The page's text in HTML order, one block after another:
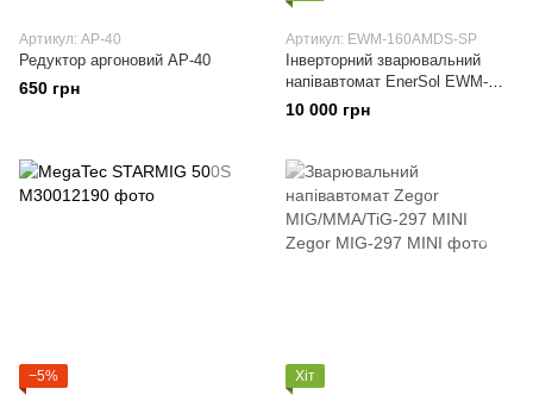
Артикул: АР-40
Редуктор аргоновий АР-40
650 грн
Артикул: EWM-160AMDS-SP
Інверторний зварювальний
напівавтомат EnerSol EWM-
160AMDS-SP
10 000 грн
−5% Хіт